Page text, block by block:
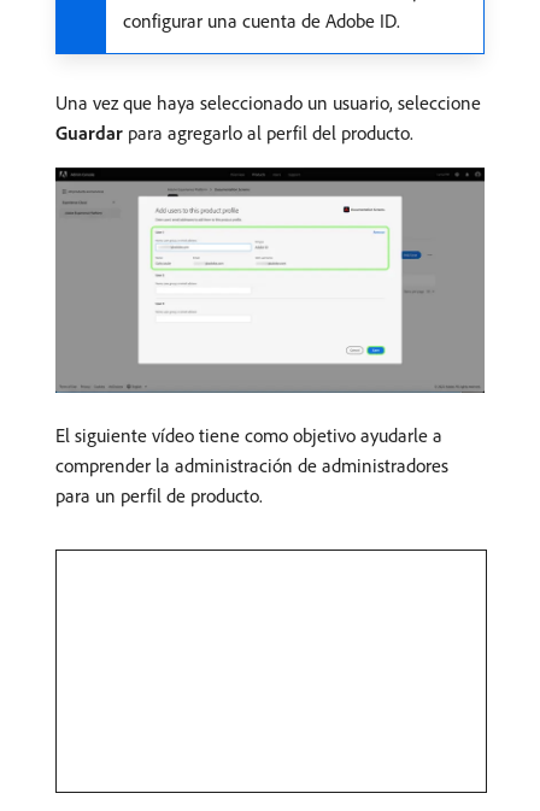
configurar una cuenta de Adobe ID.
Una vez que haya seleccionado un usuario, seleccione
Guardar para agregarlo al perfil del producto.
El siguiente vídeo tiene como objetivo ayudarle a
comprender la administración de administradores
para un perfil de producto.